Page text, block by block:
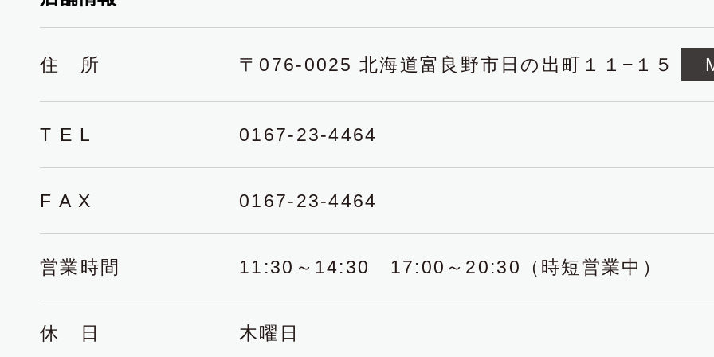
住 所 〒076-0025 北海道富良野市日の出町１１−１５
T E L 0167-23-4464
F A X 0167-23-4464
営業時間 11:30～14:30 17:00～20:30（時短営業中）
休 日 木曜日